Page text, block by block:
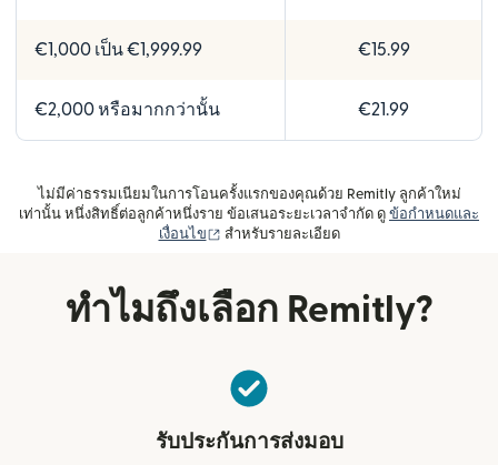
€1,000 เป็น €1,999.99 €15.99
€2,000 หรือมากกว่านั้น €21.99
ไม่มีค่าธรรมเนียมในการโอนครั้งแรกของคุณด้วย Remitly ลูกค้าใหม่
เท่านั้น หนึ่งสิทธิ์ต่อลูกค้าหนึ่งราย ข้อเสนอระยะเวลาจำกัด ดู ข้อกำหนดและ
เงื่อนไข
(เปิดในหน้าต่างใหม่)
สำหรับรายละเอียด
ทำไมถึงเลือก Remitly?
รับประกันการส่งมอบ